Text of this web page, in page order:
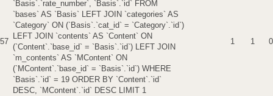
57
`Basis`.`rate_number`, `Basis`.`id` FROM
`bases` AS `Basis` LEFT JOIN `categories` AS
`Category` ON (`Basis`.`cat_id` = `Category`.`id`)
LEFT JOIN `contents` AS `Content` ON
(`Content`.`base_id` = `Basis`.`id`) LEFT JOIN
`m_contents` AS `MContent` ON
(`MContent`.`base_id` = `Basis`.`id`) WHERE
`Basis`.`id` = 19 ORDER BY `Content`.`id`
DESC, `MContent`.`id` DESC LIMIT 1
1 1 0